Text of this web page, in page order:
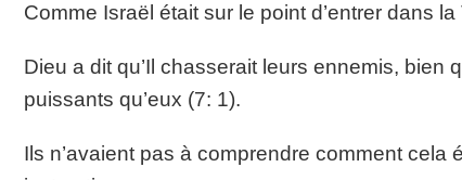
Comme Israël était sur le point d’entrer dans
Dieu a dit qu’Il chasserait leurs ennemis,
puissants qu’eux (7: 1).
Ils n’avaient pas à comprendre comment cela